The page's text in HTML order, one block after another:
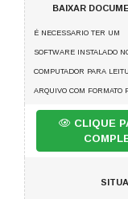
BAIXAR
É NECESSARIO TER UM
SOFTWARE INSTALADO
COMPUTADOR PARA
ARQUIVO COM FORMATO
CLIQUE